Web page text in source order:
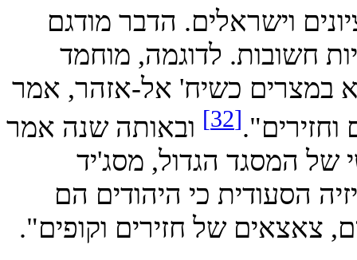
וישראלים. הדבר מודגם
לדוגמה, מוחמד
בדרשה שנשא במצרים כשיח' אל-אזהר, אמר
[32]
ובאותה שנה אמר
המסגד הגדול, מסג'יד
כי היהודים הם
של חזירים וקופים".